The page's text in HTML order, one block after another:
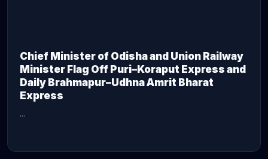
Chief Minister of Odisha and Union Railway
Minister Flag Off Puri–Koraput Express and
Daily Brahmapur–Udhna Amrit Bharat
Express
...